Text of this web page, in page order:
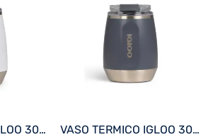
VASO TERMICO IGLOO 300ML P/VINO BLANCO C/TAPA 71236 VASO TERMICO IGLOO 300ML P/VINO CARBONITE C/TAPA 71237